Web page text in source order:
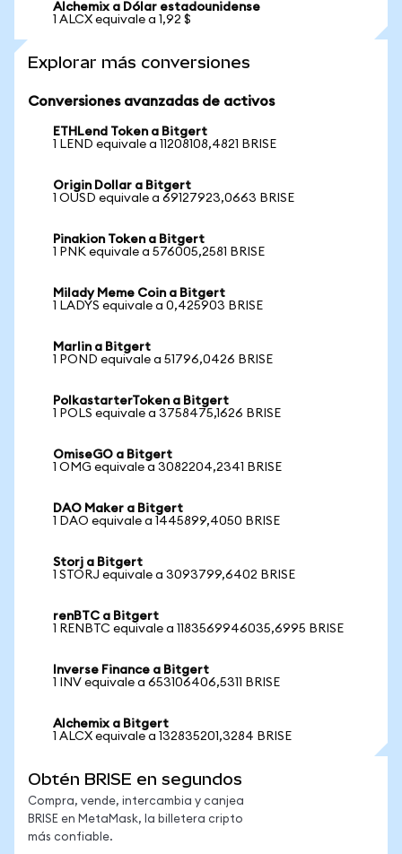
Alchemix a Dólar estadounidense
1 ALCX equivale a 1,92 $
Explorar más conversiones
Conversiones avanzadas de activos
ETHLend Token a Bitgert
1 LEND equivale a 11208108,4821 BRISE
Origin Dollar a Bitgert
1 OUSD equivale a 69127923,0663 BRISE
Pinakion Token a Bitgert
1 PNK equivale a 576005,2581 BRISE
Milady Meme Coin a Bitgert
1 LADYS equivale a 0,425903 BRISE
Marlin a Bitgert
1 POND equivale a 51796,0426 BRISE
PolkastarterToken a Bitgert
1 POLS equivale a 3758475,1626 BRISE
OmiseGO a Bitgert
1 OMG equivale a 3082204,2341 BRISE
DAO Maker a Bitgert
1 DAO equivale a 1445899,4050 BRISE
Storj a Bitgert
1 STORJ equivale a 3093799,6402 BRISE
renBTC a Bitgert
1 RENBTC equivale a 1183569946035,6995 BRISE
Inverse Finance a Bitgert
1 INV equivale a 653106406,5311 BRISE
Alchemix a Bitgert
1 ALCX equivale a 132835201,3284 BRISE
Obtén BRISE en segundos
Compra, vende, intercambia y canjea
BRISE en MetaMask, la billetera cripto
más confiable.